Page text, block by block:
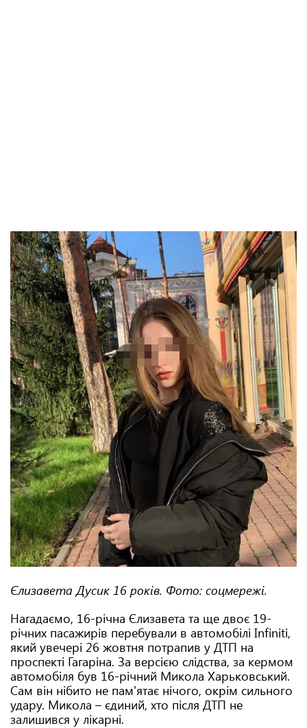
Єлизавета Дусик 16 років. Фото: соцмережі.
Нагадаємо, 16-річна Єлизавета та ще двоє 19-
річних пасажирів перебували в автомобілі Infiniti,
який увечері 26 жовтня потрапив у ДТП на
проспекті Гагаріна. За версією слідства, за кермом
автомобіля був 16-річний Микола Харьковський.
Сам він нібито не пам'ятає нічого, окрім сильного
удару. Микола – єдиний, хто після ДТП не
залишився у лікарні.